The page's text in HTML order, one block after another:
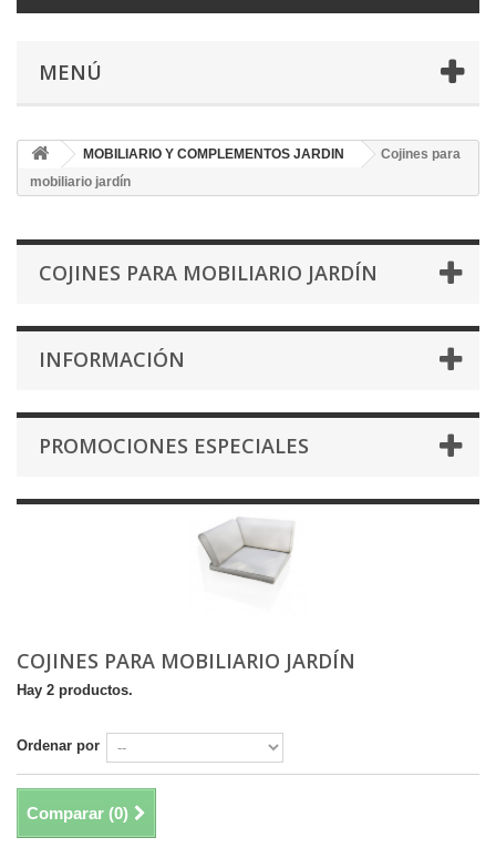
MENÚ
MOBILIARIO Y COMPLEMENTOS JARDIN
Cojines para
mobiliario jardín
COJINES PARA MOBILIARIO JARDÍN
INFORMACIÓN
PROMOCIONES ESPECIALES
COJINES PARA MOBILIARIO JARDÍN
Hay 2 productos.
Ordenar por
Comparar (0)